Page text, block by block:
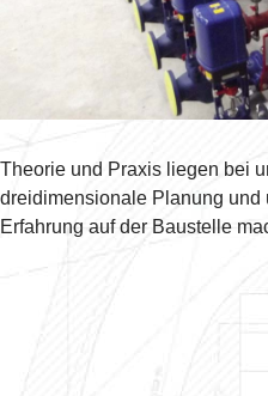
Theorie und Praxis liegen bei
dreidimensionale Planung
Erfahrung auf der Baustelle